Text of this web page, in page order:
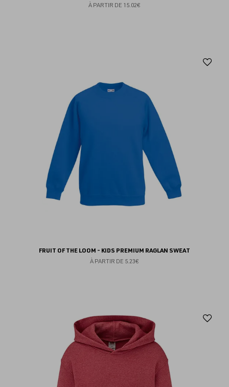
À PARTIR DE 15.02€
FRUIT OF THE LOOM - KIDS PREMIUM RAGLAN SWEAT
À PARTIR DE 5.23€